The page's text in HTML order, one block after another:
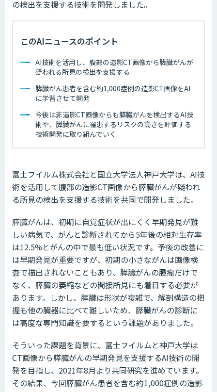
の検出を支援する技術を開発しました。
このAIニュースのポイント
AI技術を活用し、腹部の造影CT画像から膵臓がんが
疑われる所見の検出を支援する
膵臓がん患者を含む約1,000症例の造影CT画像をAI
に学習させて開発
今後は非造影CT画像からも膵臓がんを検出するAI技
術や、膵臓がんに罹患するリスクの高さを評価する
技術開発に取り組んでいく
富士フイルム株式会社と国立大学法人神戸大学は、AI技
術を活用して腹部の造影CT画像から膵臓がんが疑われ
る所見の検出を支援する技術を共同で開発しました。
膵臓がんは、初期に自覚症状が出にくく早期発見が難
しい病気で、がんと診断されてから5年後の相対生存率
は12.5%とがんの中で最も低い状況です。予後の改善に
は早期発見が重要ですが、初期の小さながんは画像検
査で描出されないこともあり、膵臓がんの腫瘤だけで
なく、膵臓の萎縮などの間接所見にも着目する必要が
あります。しかし、膵臓は形状が複雑で、解剖構造の把
握も他の臓器に比べて難しいため、膵臓がんの診断に
は高度な専門知識を要するという課題がありました。
そういった課題を背景に、富士フイルムと神戸大学は
CT画像から膵臓がんの早期発見を支援するAI技術の開
発を目指し、2021年8月より共同研究を進めています。
その結果、今回膵臓がん患者を含む約1,000症例の造影